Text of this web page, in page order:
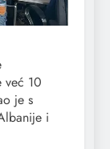
već 10
je s
i